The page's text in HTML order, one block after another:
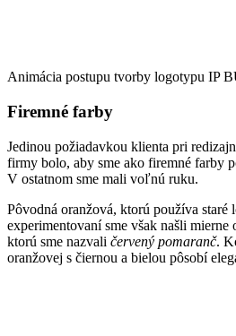
Animácia postupu tvorby logotypu IP
Firemné farby
Jedinou požiadavkou klienta pri
firmy bolo, aby sme ako firemné farby
V ostatnom sme mali voľnú ruku.
Pôvodná oranžová, ktorú používa staré
experimentovaní sme však našli
ktorú sme nazvali červený pomaranč.
oranžovej s čiernou a bielou pôsobí